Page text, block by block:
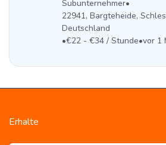
Subunternehmer•
22941, Bargteheide,
Deutschland
•€22 - €34 / Stunde•vor 1
Erhalte